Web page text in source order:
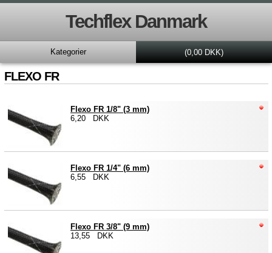
Techflex Danmark
Kategorier (0,00 DKK)
FLEXO FR
Flexo FR 1/8" (3 mm)
6,20 DKK
Flexo FR 1/4" (6 mm)
6,55 DKK
Flexo FR 3/8" (9 mm)
13,55 DKK